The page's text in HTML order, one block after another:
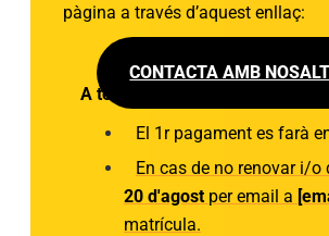
pàgina a través d’aquest enllaç:
CONTACTA AMB
A tenir en compte:
El 1r pagament es farà
En cas de no renovar i/
20 d'agost per email a
matrícula.